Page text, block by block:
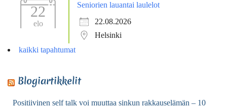
22
elo
Seniorien lauantai laulelot
22.08.2026
Helsinki
kaikki tapahtumat
Blogiartikkelit
Positiivinen self talk voi muuttaa sinkun rakkauselämän – 10